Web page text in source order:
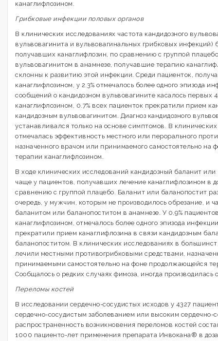
канаглифлозином.
Грибковые инфекции половых органов
В клинических исследованиях частота кандидозного
вульвовагинита и вульвовагинальных грибковых
получавших канаглифлозин, по сравнению с группой
вульвовагинитом в анамнезе, получавшие терапию
склонны к развитию этой инфекции. Среди пациенток,
канаглифлозином, у 2.3% отмечалось более одного эпизода
сообщений о кандидозном вульвовагините касалось первых
канаглифлозином, 0.7% всех пациенток прекратили прием
кандидозным вульвовагинитом. Диагноз кандидозного
устанавливался только на основе симптомов. В
отмечалась эффективность местного или перорального
назначенного врачом или принимаемого самостоятельно
терапии канаглифлозином.
В ходе клинических исследований кандидозный баланит
чаще у пациентов, получавших лечение канаглифлозином в
сравнению с группой плацебо. Баланит или баланопостит
очередь, у мужчин, которым не производилось обрезание, и
баланитом или баланопоститом в анамнезе. У 0.9%
канаглифлозином, отмечалось более одного эпизода
прекратили прием канаглифлозина в связи кандидозным
баланопоститом. В клинических исследованиях в
лечили местными противогрибковыми средствами,
принимаемыми самостоятельно на фоне продолжающейся
Сообщалось о редких случаях фимоза, иногда производилась
Переломы костей
В исследовании сердечно-сосудистых исходов у 4327
сердечно-сосудистым заболеванием или высоким сердечно-
распространенность возникновения переломов костей
1000 пациенто-лет применения препарата Инвокана® в